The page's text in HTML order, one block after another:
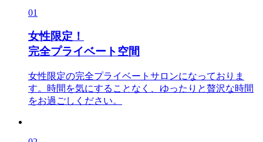
01
女性限定！
完全プライベート空間
女性限定の完全プライベートサロンになっておりま
す。時間を気にすることなく、ゆったりと贅沢な時間
をお過ごしください。